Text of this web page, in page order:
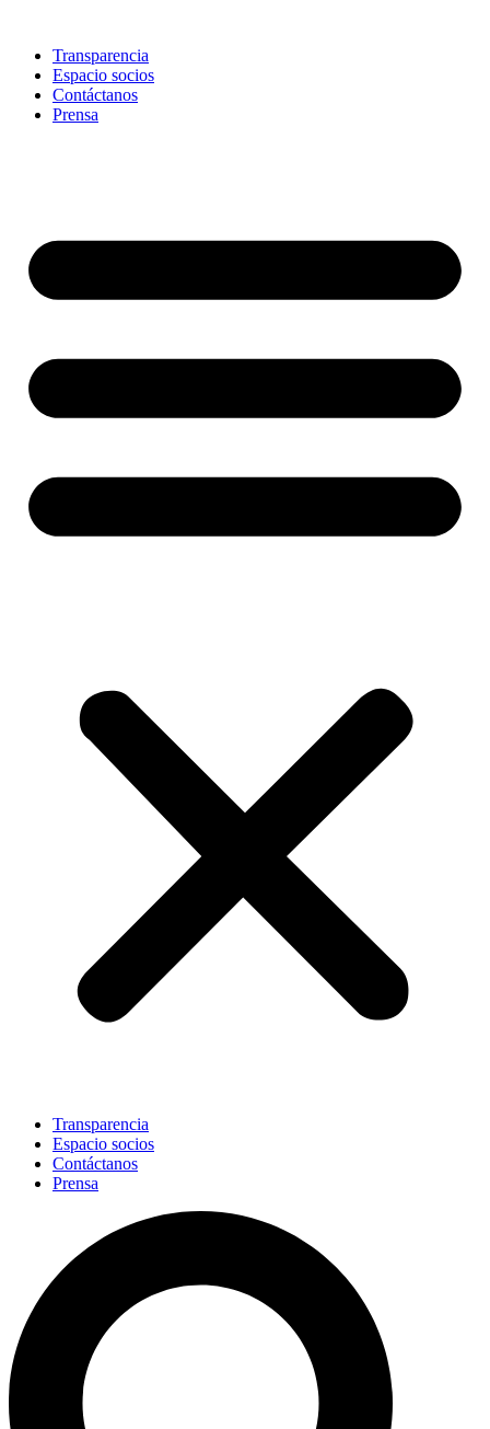
contentTransparencia
Espacio socios
Contáctanos
Prensa
Transparencia
Espacio socios
Contáctanos
Prensa